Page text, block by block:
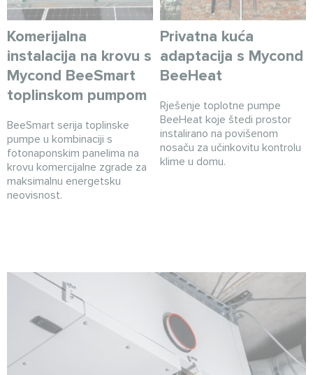
Komerijalna
instalacija na krovu s
Mycond BeeSmart
toplinskom pumpom
BeeSmart serija toplinske
pumpe u kombinaciji s
fotonaponskim panelima na
krovu komercijalne zgrade za
maksimalnu energetsku
neovisnost.
Privatna kuća
adaptacija s Mycond
BeeHeat
Rješenje toplotne pumpe
BeeHeat koje štedi prostor
instalirano na povišenom
nosaču za učinkovitu kontrolu
klime u domu.